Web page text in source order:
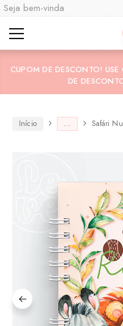
Seja bem-vinda
Leve
você"
CUPOM DE DESCONTO!
DE
Início ... Safári